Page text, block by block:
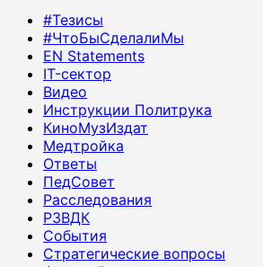
#Тезисы
#ЧтоБыСделалиМы
EN Statements
IT-сектор
Видео
Инструкции Политрука
КиноМузИздат
Медтройка
Ответы
ПедСовет
Расследования
РЗВДК
События
Стратегические вопросы